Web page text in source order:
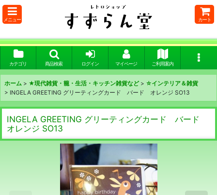
メニュー カート
カテゴリ 商品検索 ログイン マイページ ご利用案内
ホーム > ★現代雑貨・籠・生活・キッチン雑貨など > ☆インテリア＆雑貨
> INGELA GREETING グリーティングカード バード オレンジ SO13
INGELA GREETING グリーティングカード バード
オレンジ SO13